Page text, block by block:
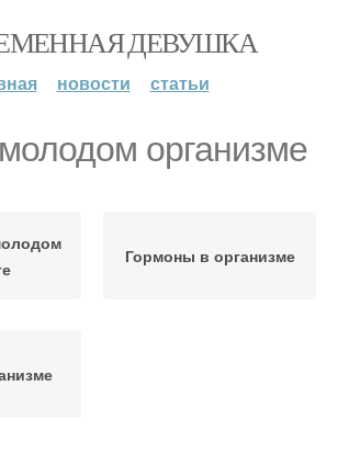
ДЕВУШКА
новости статьи
организме
Гормоны в организме